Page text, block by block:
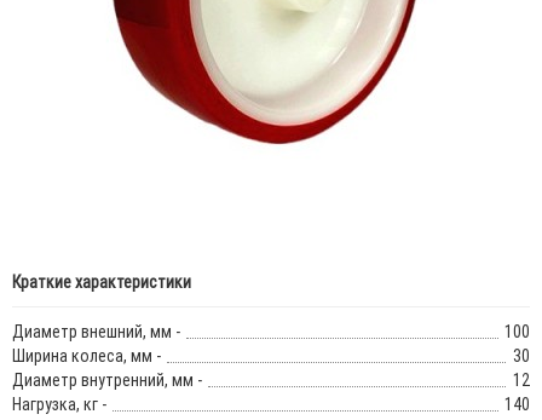
Краткие характеристики
Диаметр внешний, мм -
100
Ширина колеса, мм -
30
Диаметр внутренний, мм -
12
Нагрузка, кг -
140